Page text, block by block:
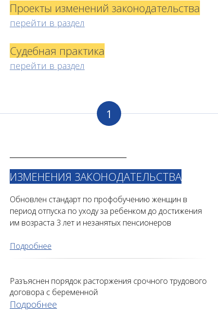
Проекты изменений законодательства
перейти в раздел
Судебная практика
перейти в раздел
1
ИЗМЕНЕНИЯ ЗАКОНОДАТЕЛЬСТВА
Обновлен стандарт по профобучению женщин в
период отпуска по уходу за ребенком до достижения
им возраста 3 лет и незанятых пенсионеров
Подробнее
Разъяснен порядок расторжения срочного трудового
договора с беременной
Подробнее